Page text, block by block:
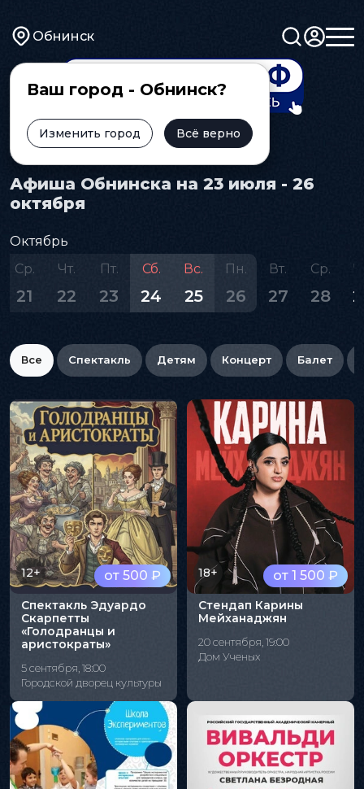
Обнинск
Ваш город - Обнинск?
Изменить город Всё верно
Главная Афиша
Афиша Обнинска на 23 июля - 26
октября
Октябрь
Ср.
21
Чт.
22
Пт.
23
Сб.
24
Вс.
25
Пн.
26
Вт.
27
Ср.
28
Все Спектакль Детям Концерт Балет
от 500 ₽
12+
Спектакль Эдуардо
Скарпетты
«Голодранцы и
аристократы»
5 сентября, 18:00
Городской дворец культуры
от 1 500 ₽
18+
Стендап Карины
Мейханаджян
20 сентября, 19:00
Дом Ученых